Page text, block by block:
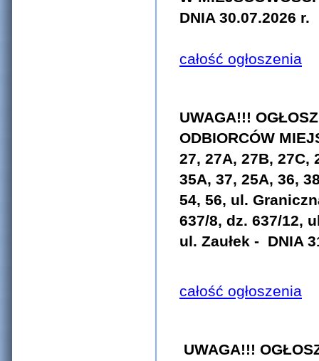
DNIA 30.07.2026 r.
całość ogłoszenia
UWAGA!!!
ODBIORCÓW
27, 27A, 27B, 27C,
35A, 37, 25A, 36,
54, 56, ul.
637/8, dz. 637/12,
ul. Zaułek - DNIA
całość ogłoszenia
UWAGA!!!